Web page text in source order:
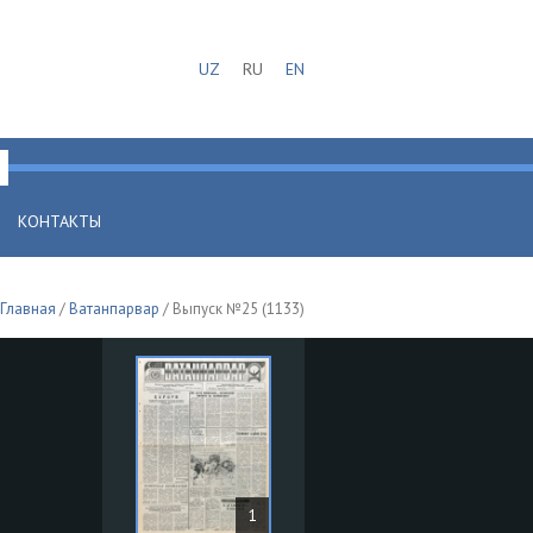
UZ RU EN
КОНТАКТЫ
Главная /Ватанпарвар / Выпуск №25 (1133)
1